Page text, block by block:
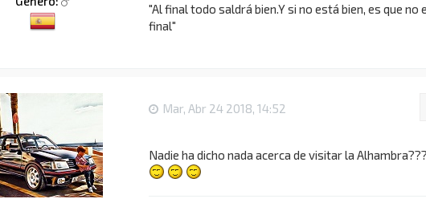
"Al final todo saldrá bien.Y si no está bien, es que no
final"
Mar, Abr 24 2018, 14:52
Nadie ha dicho nada acerca de visitar la